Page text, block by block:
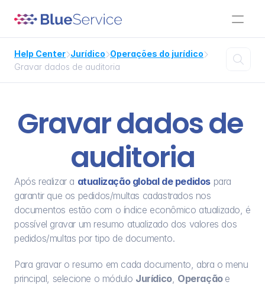
Help CenterJurídicoOperações do jurídico
Gravar dados de auditoria

Gravar dados de
auditoria
Após realizar a atualização global de pedidos para
garantir que os pedidos/multas cadastrados nos
documentos estão com o índice econômico atualizado, é
possível gravar um resumo atualizado dos valores dos
pedidos/multas por tipo de documento.
Para gravar o resumo em cada documento, abra o menu
principal, selecione o módulo Jurídico, Operação e